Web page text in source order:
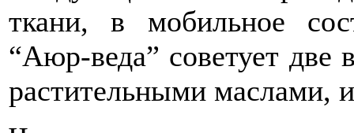
ткани, в мобильное
“Аюр-веда” советует
растительными маслами,